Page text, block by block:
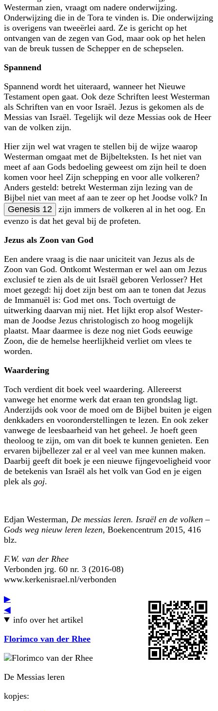
Westerman zien, vraagt om nadere onderwijzing.
Onderwijzing die in de Tora te vinden is. Die onderwijzing
is overigens van tweeërlei aard. Ze is gericht op het
ontvangen van de zegen van God, maar ook op het helen
van de breuk tussen de Schepper en de schepselen.
Spannend
Spannend wordt het uiteraard, wanneer het Nieuwe
Testament open gaat. Ook deze Schriften leest Westerman
als Schriften van en voor Israël. Jezus is gekomen als de
Messias van Israël. Tegelijk wil deze Messias ook de Heer
van de volken zijn.
Hier zijn wel wat vragen te stellen bij de wijze waarop
Westerman omgaat met de Bijbelteksten. Is het niet van
meet af aan Gods bedoeling geweest om zijn heil te doen
komen voor heel Zijn schepping en voor alle volkeren?
Anders gesteld: betrekt Westerman zijn lezing van de
Bijbel niet van meet af aan te zeer op het Joodse volk? In
Genesis 12
zijn immers de volkeren al in het oog. En
evenzo is dat het geval bij de profeten.
Jezus als Zoon van God
Een andere vraag is die naar uniciteit van Jezus als de
Zoon van God. Ontkomt Westerman er wel aan om Jezus
exclusief te zien als de uit Israël geboren Verlosser? Het
moet gezegd: hij doet zijn best om aan te tonen dat Jezus
de Immanuël is: God met ons. Toch overtuigt de
uitwerking daarvan mij niet. Het lijkt erop alsof Wester­
man de Joodse Jezus christo­logisch zo hoog mogelijk
plaatst. Maar daarmee is deze nog niet Gods eeuwige
Zoon, die de hemelse heerlijkheid verliet om vlees te
worden.
Waardering
Toch verdient dit boek veel waardering. Allereerst
vanwege het enorme werk dat er­aan ten grondslag ligt.
Anderzijds ook voor de moed om de Bijbel buiten je eigen
denkkaders en vooronderstellingen te lezen. En ook zeker
vanwege de leesbaarheid van het geheel. Je hoeft geen
theoloog te zijn, om van dit boek te kunnen genieten. Een
ervaren bijbellezer zal er al veel van mee kunnen maken.
Daarbij geeft dit boek je een nieuwe fijngevoeligheid voor
de betekenis van Israël als het volk van God en je eigen
plek als goj.
Edjan Westerman, De messias leren. Israël en de volken –
Gods weg nieuw leren lezen, Boekencentrum 2015, 416
blz.
F.W. van der Rhee
Verbonden jrg. 60 nr. 3 (2016-08)
www.kerkenisrael.nl/verbonden
▶
◀
info over het artikel
Florimco van der Rhee
De Messias leren
kopjes: